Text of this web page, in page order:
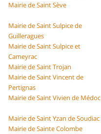
Mairie de Saint Sève
Mairie de Saint Sulpice de
Guilleragues
Mairie de Saint Sulpice et
Cameyrac
Mairie de Saint Trojan
Mairie de Saint Vincent de
Pertignas
Mairie de Saint Vivien de Médoc
Mairie de Saint Yzan de Soudiac
Mairie de Sainte Colombe